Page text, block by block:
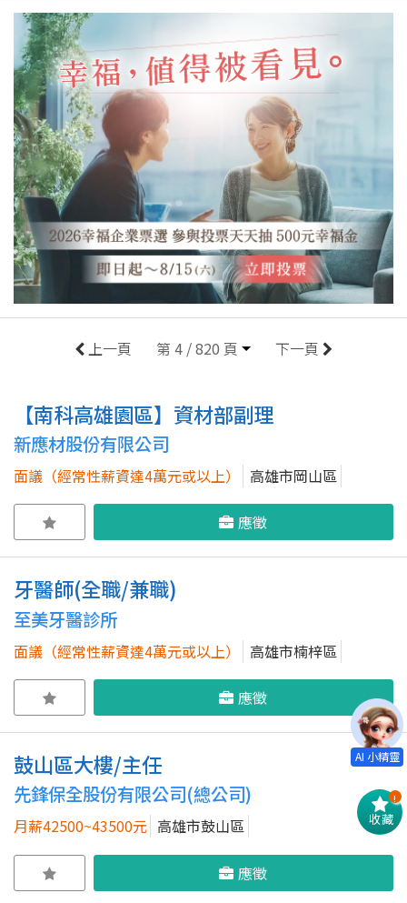
上一頁 第 4 / 820 頁 下一頁
【南科高雄園區】資材部副理
新應材股份有限公司
面議（經常性薪資達4萬元或以上） 高雄市岡山區
應徵
牙醫師(全職/兼職)
至美牙醫診所
面議（經常性薪資達4萬元或以上） 高雄市楠梓區
應徵
鼓山區大樓/主任
先鋒保全股份有限公司(總公司)
月薪42500~43500元 高雄市鼓山區
應徵
收藏
!